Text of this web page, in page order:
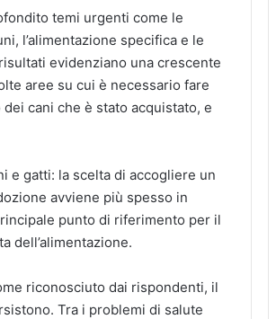
temi urgenti come le
l’alimentazione specifica e le
evidenziano una crescente
aree su cui è necessario fare
cani che è stato acquistato, e
e gatti: la scelta di accogliere un
avviene più spesso in
punto di riferimento per il
dell’alimentazione.
riconosciuto dai rispondenti, il
Tra i problemi di salute